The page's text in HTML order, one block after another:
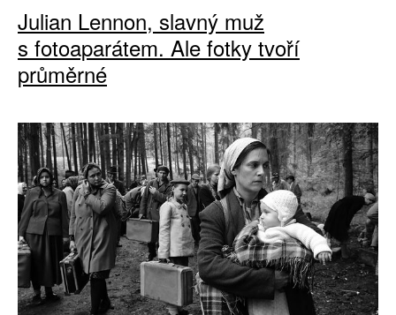
Julian Lennon, slavný muž
s fotoaparátem. Ale fotky tvoří
průměrné